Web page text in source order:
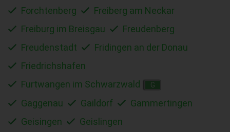
Forchtenberg
Freiberg am Neckar
Freiburg im Breisgau
Freudenberg
Freudenstadt
Fridingen an der Donau
Friedrichshafen
Furtwangen im Schwarzwald
G
Gaggenau Gaildorf
Gammertingen
Geisingen
Geislingen